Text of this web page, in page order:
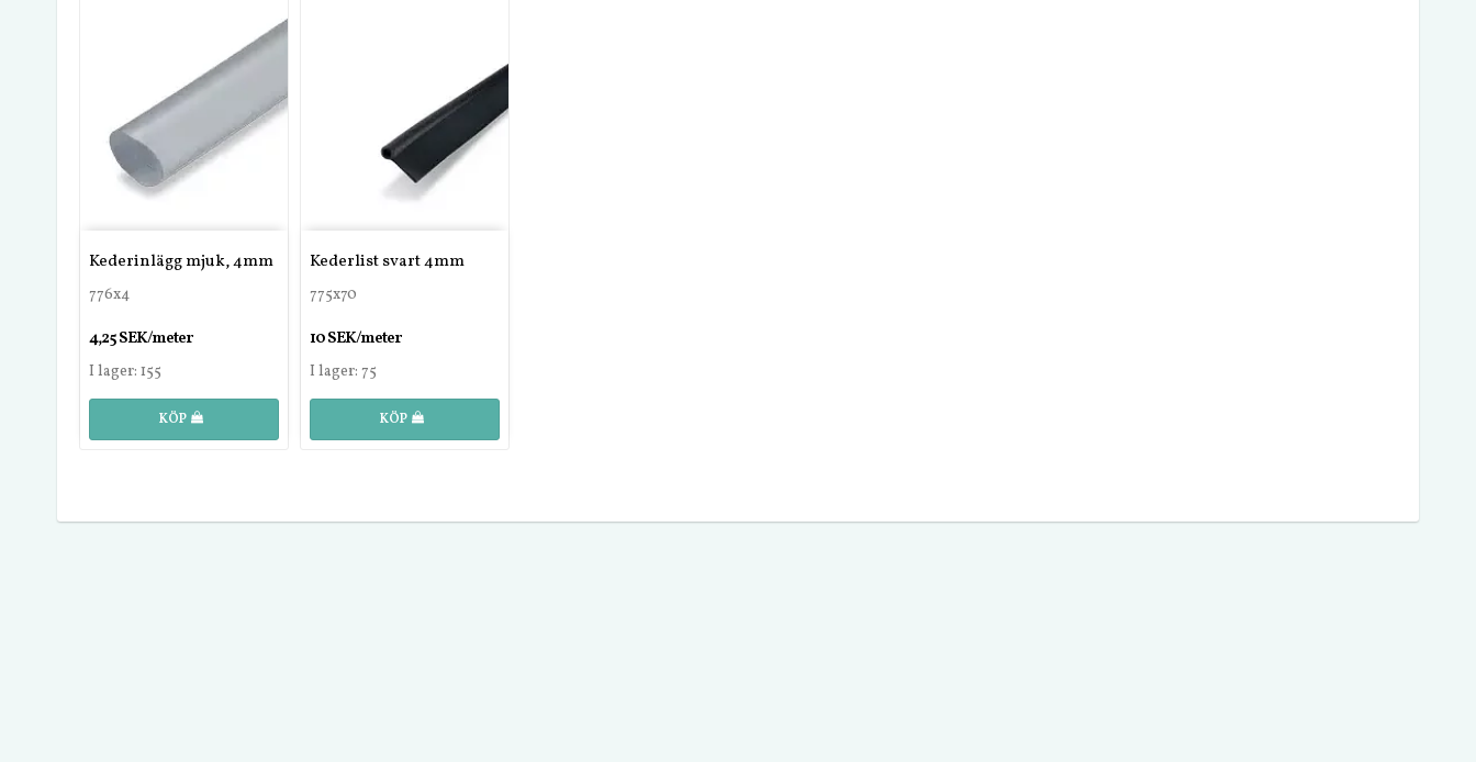
Kederinlägg mjuk, 4mm
776x4
4,25 SEK/meter
I lager: 155
KÖP
Kederlist svart 4mm
775x70
10 SEK/meter
I lager: 75
KÖP